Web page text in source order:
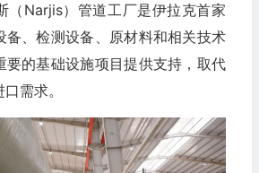
（Narjis）管道工厂是伊拉克首家
备、检测设备、原材料和相关技术
要的基础设施项目提供支持，取代
需求。